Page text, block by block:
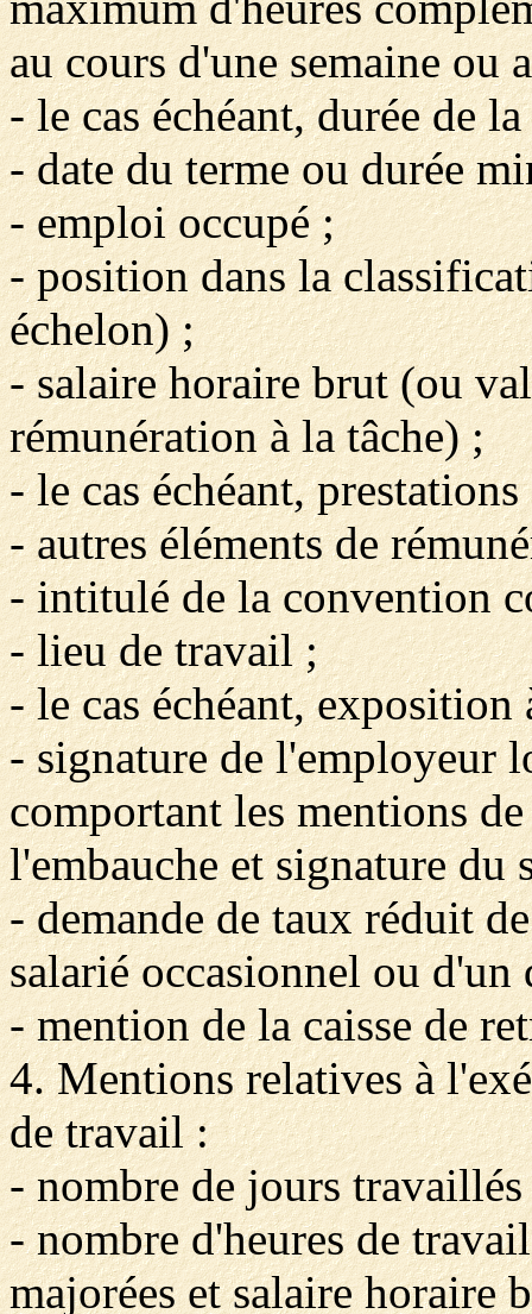
au cours d'une semaine ou
- le cas échéant, durée de
- date du terme ou durée
- emploi occupé ;
- position dans la
échelon) ;
- salaire horaire brut (ou
rémunération à la tâche) ;
- le cas échéant,
- autres éléments de
- intitulé de la convention
- lieu de travail ;
- le cas échéant,
- signature de l'employeur
comportant les mentions
l'embauche et signature du
- demande de taux réduit
salarié occasionnel ou
- mention de la caisse de
4. Mentions relatives à
de travail :
- nombre de jours
- nombre d'heures de
majorées et salaire horaire